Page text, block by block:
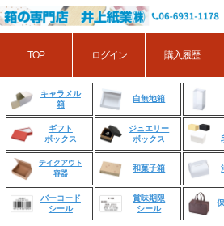
キャラメル
箱
白無地箱
ギフト
ボックス
ジュエリー
ボックス
テイクアウト
容器
和菓子箱
バーコード
シール
賞味期限
シール
TOP ログイン 購入履歴